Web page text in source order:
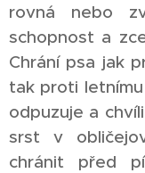
rovná nebo
schopnost a
Chrání psa jak
tak proti
odpuzuje a
srst v
chránit před